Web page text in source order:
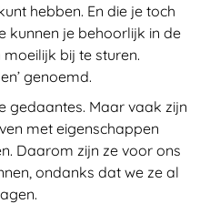
hebben. En die je toch
kunnen je behoorlijk in de
bij te sturen.
genoemd.
gedaantes. Maar vaak zijn
met eigenschappen
Daarom zijn ze voor ons
ondanks dat we ze al